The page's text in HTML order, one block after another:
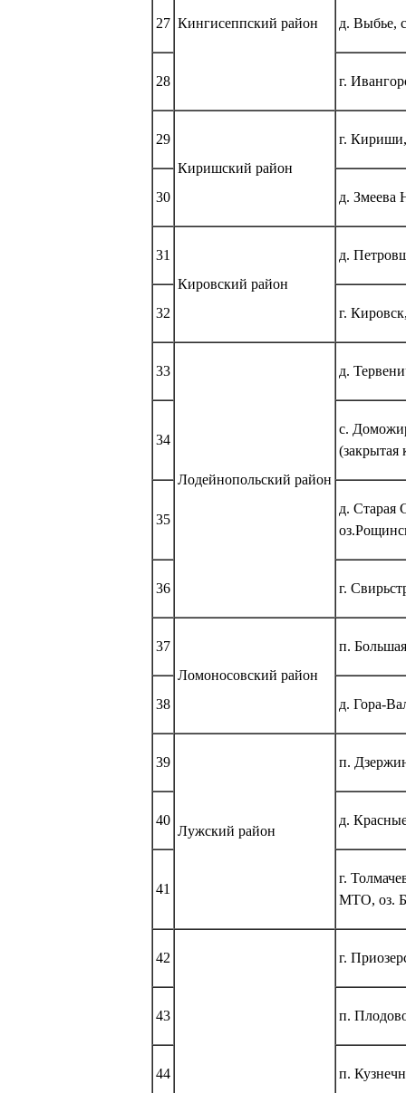
Кингисеппский район
27 д. Выбье,
28 г.
29
Киришский район
г. Кириши,
30 д. Змеева
31
Кировский район
д.
32 г.
33
Лодейнопольский район
д.
34
с.
(закрытая
35
д. Старая
36 г.
37
Ломоносовский район
п.
38 д. Гора-
39
Лужский район
п.
40 д.
41
г.
МТО, оз.
42 г.
43 п.
44 п.